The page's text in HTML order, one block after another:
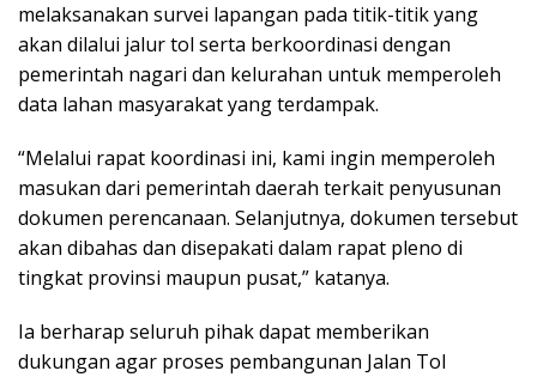
melaksanakan survei lapangan pada titik-titik yang
akan dilalui jalur tol serta berkoordinasi dengan
pemerintah nagari dan kelurahan untuk memperoleh
data lahan masyarakat yang terdampak.
“Melalui rapat koordinasi ini, kami ingin memperoleh
masukan dari pemerintah daerah terkait penyusunan
dokumen perencanaan. Selanjutnya, dokumen tersebut
akan dibahas dan disepakati dalam rapat pleno di
tingkat provinsi maupun pusat,” katanya.
Ia berharap seluruh pihak dapat memberikan
dukungan agar proses pembangunan Jalan Tol